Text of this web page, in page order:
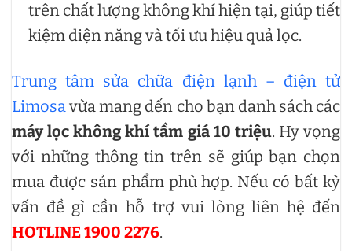
trên chất lượng không khí hiện tại, giúp tiết
kiệm điện năng và tối ưu hiệu quả lọc.
Trung tâm sửa chữa điện lạnh – điện tử
Limosavừa mang đến cho bạn danh sách các
máy lọc không khí tầm giá 10 triệu. Hy vọng
với những thông tin trên sẽ giúp bạn chọn
mua được sản phẩm phù hợp. Nếu có bất kỳ
vấn đề gì cần hỗ trợ vui lòng liên hệ đến
HOTLINE 1900 2276.